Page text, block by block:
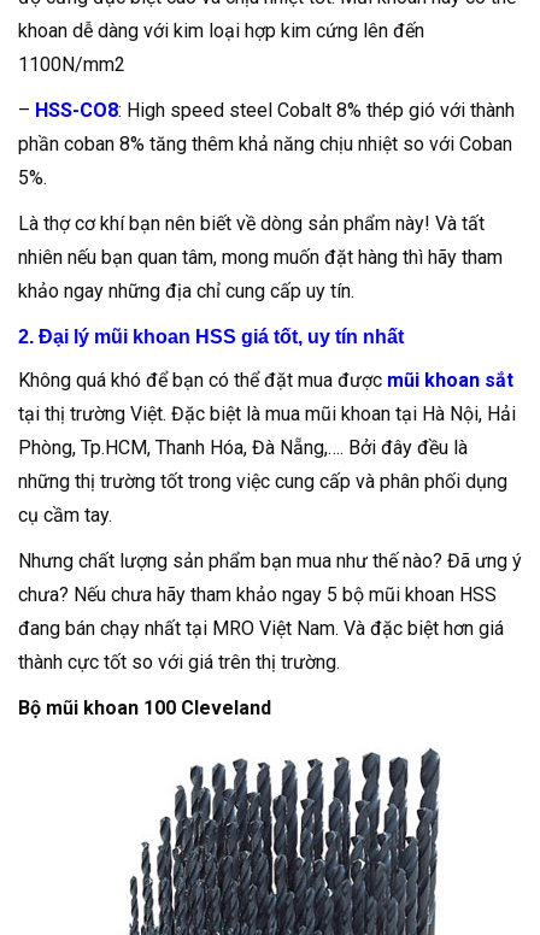
khoan dễ dàng với kim loại hợp kim cứng lên đến
1100N/mm2
– HSS-CO8: High speed steel Cobalt 8% thép gió với thành
phần coban 8% tăng thêm khả năng chịu nhiệt so với Coban
5%.
Là thợ cơ khí bạn nên biết về dòng sản phẩm này! Và tất
nhiên nếu bạn quan tâm, mong muốn đặt hàng thì hãy tham
khảo ngay những địa chỉ cung cấp uy tín.
2. Đại lý mũi khoan HSS giá tốt, uy tín nhất
Không quá khó để bạn có thể đặt mua được mũi khoan sắt
tại thị trường Việt. Đặc biệt là mua mũi khoan tại Hà Nội, Hải
Phòng, Tp.HCM, Thanh Hóa, Đà Nẵng,…. Bởi đây đều là
những thị trường tốt trong việc cung cấp và phân phối dụng
cụ cầm tay.
Nhưng chất lượng sản phẩm bạn mua như thế nào? Đã ưng ý
chưa? Nếu chưa hãy tham khảo ngay 5 bộ mũi khoan HSS
đang bán chạy nhất tại MRO Việt Nam. Và đặc biệt hơn giá
thành cực tốt so với giá trên thị trường.
Bộ mũi khoan 100 Cleveland